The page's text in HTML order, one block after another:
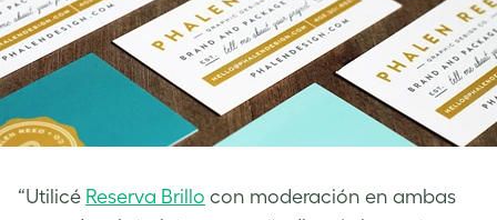
“Utilicé Reserva Brillo con moderación en ambas